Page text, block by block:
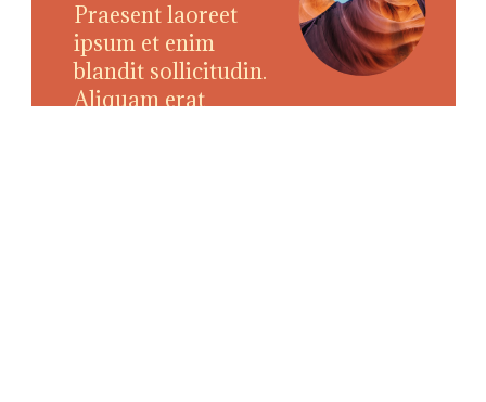
Praesent laoreet
ipsum et enim
blandit sollicitudin.
Aliquam erat